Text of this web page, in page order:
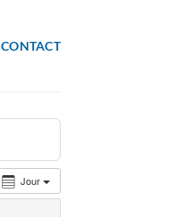
CONTACT
Jour